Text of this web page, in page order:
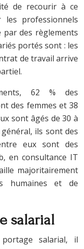
de recourir à ce
professionnels
des règlements
portés sont : les
de travail arrive
62 % des
des femmes et 38
sont âgés de 30 à
ils sont des
eux sont des
en consultance IT
majoritairement
humaines et de
salarial
salarial, il